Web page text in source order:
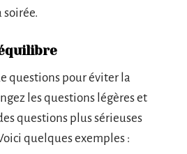
questions pour éviter la
les questions légères et
questions plus sérieuses
quelques exemples :